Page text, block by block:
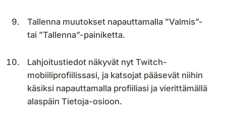
Tallenna muutokset napauttamalla ”Valmis”-
tai ”Tallenna”-painiketta.
Lahjoitustiedot näkyvät nyt Twitch-
mobiiliprofiilissasi, ja katsojat pääsevät niihin
käsiksi napauttamalla profiiliasi ja vierittämällä
alaspäin Tietoja-osioon.